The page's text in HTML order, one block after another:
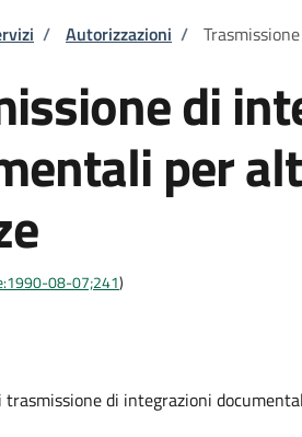
di pane
/ Autorizzazioni /
di
per
08-07;241)
trasmissione di integrazioni